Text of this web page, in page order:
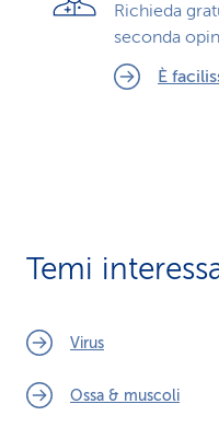
Richieda
seconda
È
Temi
Virus
Ossa & muscoli